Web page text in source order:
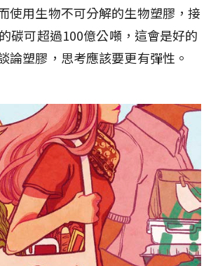
使用生物不可分解的生物塑膠，接
碳可超過100億公噸，這會是好的
論塑膠，思考應該要更有彈性。